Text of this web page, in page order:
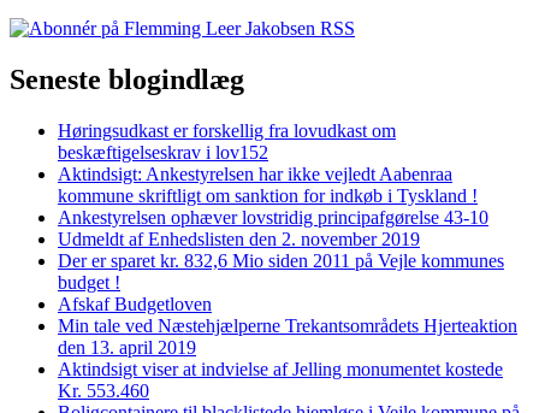
Seneste blogindlæg
Høringsudkast er forskellig fra lovudkast om
beskæftigelseskrav i lov152
Aktindsigt: Ankestyrelsen har ikke vejledt Aabenraa
kommune skriftligt om sanktion for indkøb i Tyskland !
Ankestyrelsen ophæver lovstridig principafgørelse 43-10
Udmeldt af Enhedslisten den 2. november 2019
Der er sparet kr. 832,6 Mio siden 2011 på Vejle kommunes
budget !
Afskaf Budgetloven
Min tale ved Næstehjælperne Trekantsområdets Hjerteaktion
den 13. april 2019
Aktindsigt viser at indvielse af Jelling monumentet kostede
Kr. 553.460